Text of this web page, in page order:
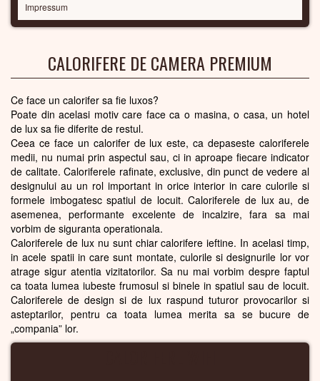
Impressum
CALORIFERE DE CAMERA PREMIUM
Ce face un calorifer sa fie luxos?
Poate din acelasi motiv care face ca o masina, o casa, un hotel
de lux sa fie diferite de restul.
Ceea ce face un calorifer de lux este, ca depaseste caloriferele
medii, nu numai prin aspectul sau, ci in aproape fiecare indicator
de calitate. Caloriferele rafinate, exclusive, din punct de vedere al
designului au un rol important in orice interior in care culorile si
formele imbogatesc spatiul de locuit. Caloriferele de lux au, de
asemenea, performante excelente de incalzire, fara sa mai
vorbim de siguranta operationala.
Caloriferele de lux nu sunt chiar calorifere ieftine. In acelasi timp,
in acele spatii in care sunt montate, culorile si designurile lor vor
atrage sigur atentia vizitatorilor. Sa nu mai vorbim despre faptul
ca toata lumea iubeste frumosul si binele in spatiul sau de locuit.
Caloriferele de design si de lux raspund tuturor provocarilor si
asteptarilor, pentru ca toata lumea merita sa se bucure de
„compania” lor.